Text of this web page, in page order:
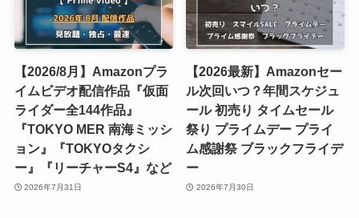
【2026/8月】Amazonプラ
イムビデオ配信作品『仮面
ライダー全144作品』
『TOKYO MER 南海ミッシ
ョン』『TOKYOタクシ
ー』『リーチャーS4』など
2026年7月31日
【2026最新】Amazonセー
ル次回いつ？年間スケジュ
ール 初売り タイムセール
祭り プライムデー プライ
ム感謝祭 ブラックフライデ
ー
2026年7月30日